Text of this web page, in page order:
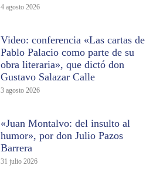
4 agosto 2026
Video: conferencia «Las cartas de
Pablo Palacio como parte de su
obra literaria», que dictó don
Gustavo Salazar Calle
3 agosto 2026
«Juan Montalvo: del insulto al
humor», por don Julio Pazos
Barrera
31 julio 2026